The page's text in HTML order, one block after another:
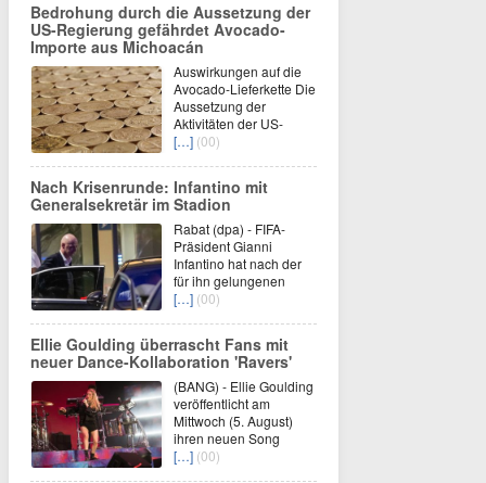
Bedrohung durch die Aussetzung der
US-Regierung gefährdet Avocado-
Importe aus Michoacán
Auswirkungen auf die
Avocado-Lieferkette Die
Aussetzung der
Aktivitäten der US-
[…] (00)
Nach Krisenrunde: Infantino mit
Generalsekretär im Stadion
Rabat (dpa) - FIFA-
Präsident Gianni
Infantino hat nach der
für ihn gelungenen
[…] (00)
Ellie Goulding überrascht Fans mit
neuer Dance-Kollaboration 'Ravers'
(BANG) - Ellie Goulding
veröffentlicht am
Mittwoch (5. August)
ihren neuen Song
[…] (00)